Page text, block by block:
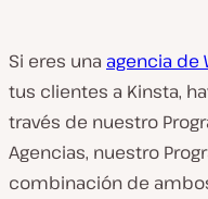
Si eres una agencia de
tus clientes a Kinsta,
través de nuestro
Agencias, nuestro
combinación de